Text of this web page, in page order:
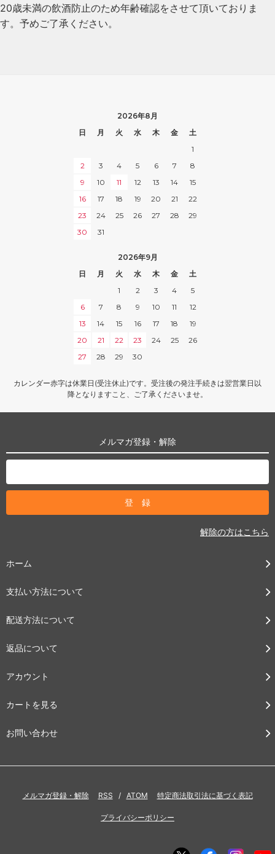
20歳未満の飲酒防止のため年齢確認をさせて頂いておりま
す。予めご了承ください。
2026年8月
日
月 火 水 木 金
土
1
2
3 4 5 6 7
8
9
10 11 12 13 14
15
16
17 18 19 20 21
22
23
24 25 26 27 28
29
30
31
2026年9月
日
月 火 水 木 金
土
1
2 3 4
5
6
7 8 9 10 11
12
13
14 15 16 17 18
19
20
21 22 23 24 25
26
27
28 29 30
カレンダー赤字は休業日(受注休止)です。受注後の発注手続きは翌営業日以
降となりますこと、ご了承くださいませ。
メルマガ登録・解除
解除の方はこちら
ホーム
支払い方法について
配送方法について
返品について
アカウント
カートを見る
お問い合わせ
メルマガ登録・解除 RSS / ATOM 特定商法取引法に基づく表記
プライバシーポリシー